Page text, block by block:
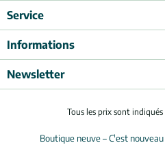
Service
Informations
Newsletter
Tous les prix sont indiqués
Boutique neuve – C'est nouveau